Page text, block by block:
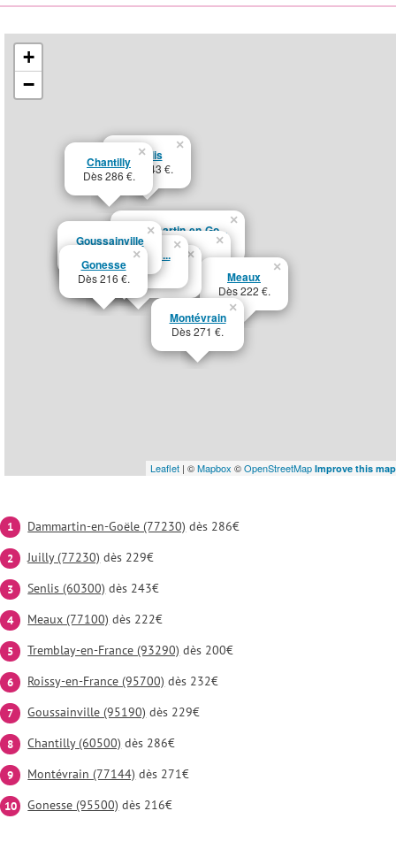
Dammartin-en-Go...
Dès 286 €.
×
Juilly
Dès 202 €.
×
Senlis
Dès 243 €.
×
Meaux
Dès 222 €.
×
Tremblay-en-Fra...
Dès 200 €.
×
Roissy-en-Franc...
Dès 232 €.
×
Goussainville
Dès 229 €.
×
Chantilly
Dès 286 €.
×
Montévrain
Dès 271 €.
×
Gonesse
Dès 216 €.
×
+
−
Leaflet | ©Mapbox ©OpenStreetMap Improve this map
Dammartin-en-Goële (77230) dès 286€
Juilly (77230) dès 229€
Senlis (60300) dès 243€
Meaux (77100) dès 222€
Tremblay-en-France (93290) dès 200€
Roissy-en-France (95700) dès 232€
Goussainville (95190) dès 229€
Chantilly (60500) dès 286€
Montévrain (77144) dès 271€
Gonesse (95500) dès 216€